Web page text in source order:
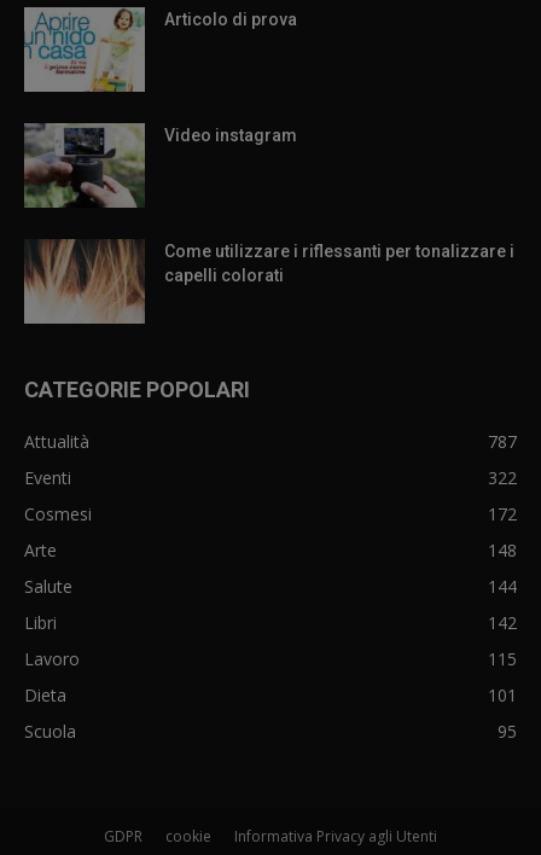
Articolo di prova
Video instagram
Come utilizzare i riflessanti per tonalizzare i
capelli colorati
CATEGORIE POPOLARI
Attualità
787
Eventi
322
Cosmesi
172
Arte
148
Salute
144
Libri
142
Lavoro
115
Dieta
101
Scuola
95
GDPR cookie Informativa Privacy agli Utenti